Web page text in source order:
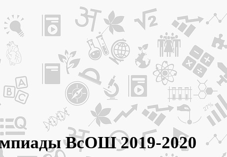
ВсОШ 2019-2020